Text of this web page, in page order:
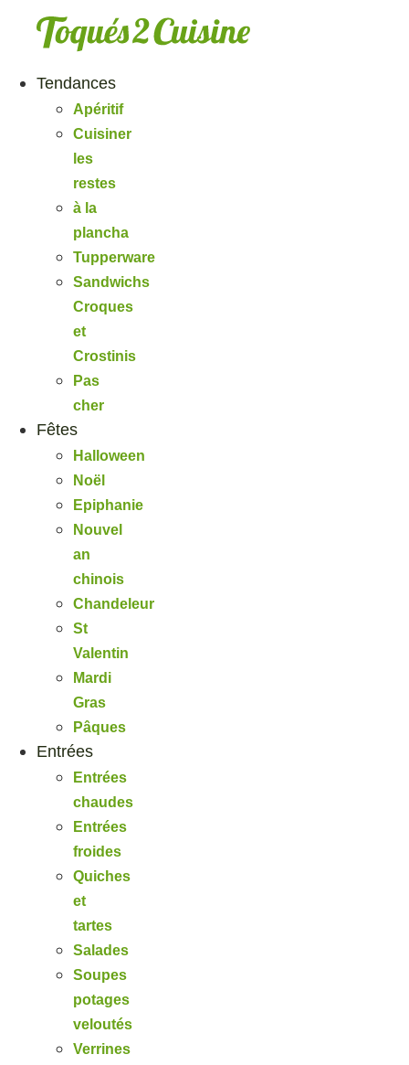
Tendances
Apéritif
Cuisiner
les
restes
à la
plancha
Tupperware
Sandwichs
Croques
et
Crostinis
Pas
cher
Fêtes
Halloween
Noël
Epiphanie
Nouvel
an
chinois
Chandeleur
St
Valentin
Mardi
Gras
Pâques
Entrées
Entrées
chaudes
Entrées
froides
Quiches
et
tartes
Salades
Soupes
potages
veloutés
Verrines